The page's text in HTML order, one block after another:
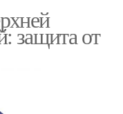
защита от